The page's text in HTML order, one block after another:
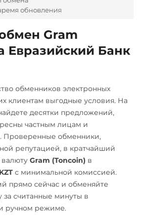
RUB
Qtum
Ripple (XRP)
Solana (SOL)
StableUSD (USDS)
Starknet (STRK)
Stellar (XLM)
Sui
Terra (LUNA)
Tether (USDT)
Ак Барс Банк RUB
Евразийский Банк KZT
ЕРИП Расчет BYN
Карта Unionpay CNY
Карта UZCARD UZS
Карта МИР RUB
Любой банк
USD
обновления
Gram
Евразийский Банк
обменников электронных
клиентам выгодные условия. На
десятки предложений,
частным лицам и
Проверенные обменники,
репутацией, в кратчайший
Gram (Toncoin) в
с минимальной комиссией.
прямо сейчас и обменяйте
считанные минуты в
ручном режиме.